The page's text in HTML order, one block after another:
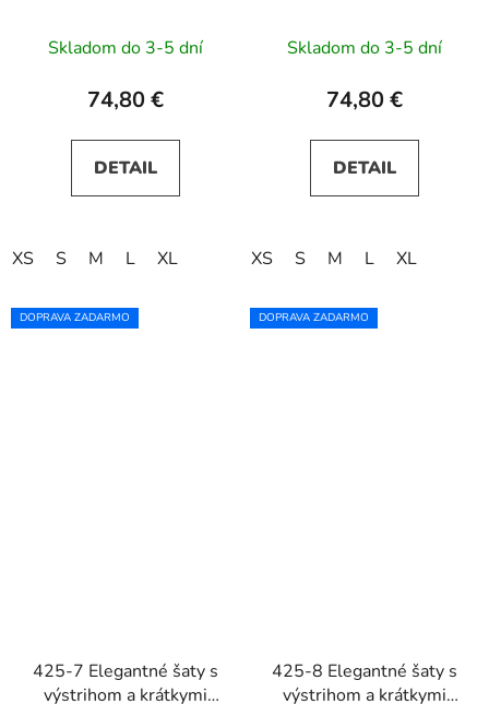
morská modrá s
trblietkami
Skladom do 3-5 dní
74,80 €
DETAIL
XS S M L XL
zelené s trblietkami
Skladom do 3-5 dní
74,80 €
DETAIL
XS S M L XL
DOPRAVA ZADARMO
425-7 Elegantné šaty s
výstrihom a krátkymi
DOPRAVA ZADARMO
425-8 Elegantné šaty s
výstrihom a krátkymi